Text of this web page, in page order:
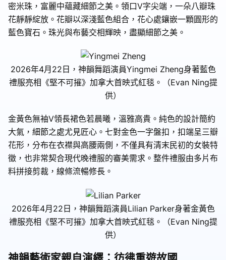
密米珠，富麗中蘊藏細節之美。領口V字尖端，一朵八瓣珠
花靜靜綻放。花瓣以深淺藍色組合，花心處鑲嵌一顆圓形的
藍色寶石。珠光與布藝交相輝映，盡顯細節之美。
2026年4月22日，神韻舞蹈演員Yingmei Zheng身著藍色
禮服亮相《堅不可摧》加拿大首映式紅毯。（Evan Ning提
供）
金黃色無袖V領長裙色若晨曦，溫雅高貴。純色的設計簡約
大氣，細節之處尤見匠心。七對金色一字盤扣，扣端呈三瓣
花形，分布在衣襟與高腰兩側，不僅具有清末民初的女裝特
徵，也非常契合現代晚禮服的審美需求。整件禮服由多片布
料拼接剪裁，線條流暢修長。
2026年4月22日，神韻舞蹈演員Lilian Parker身著金黃色
禮服亮相《堅不可摧》加拿大首映式紅毯。（Evan Ning提
供）